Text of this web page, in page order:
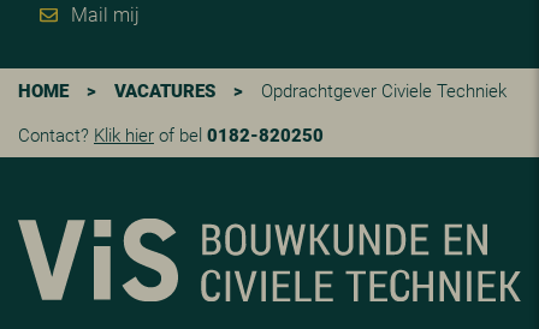
Mail mij
HOME > VACATURES >
Opdrachtgever Civiele Techniek
Contact? Klik hier of bel 0182-820250